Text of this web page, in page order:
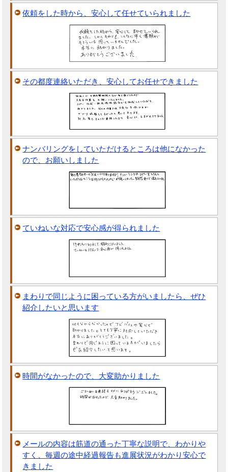
依頼をした時から、安心して任せていられました
その都度連絡いただき、安心してお任せできました
ナンバリングをしていただけるところは他になかった
ので、お願いしました
ていねいな対応で安心感が得られました
まわりで同じように困っている方がいましたら、ぜひ
紹介したいと思います
時間がなかったので、大変助かりました
メールの内容は筋道の通った丁寧な説明で、わかりや
すく、毎週の途中経過報告も進展状況がわかり安心で
きました